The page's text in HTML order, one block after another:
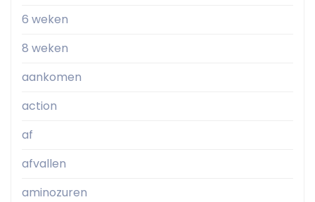
6 weken
8 weken
aankomen
action
af
afvallen
aminozuren